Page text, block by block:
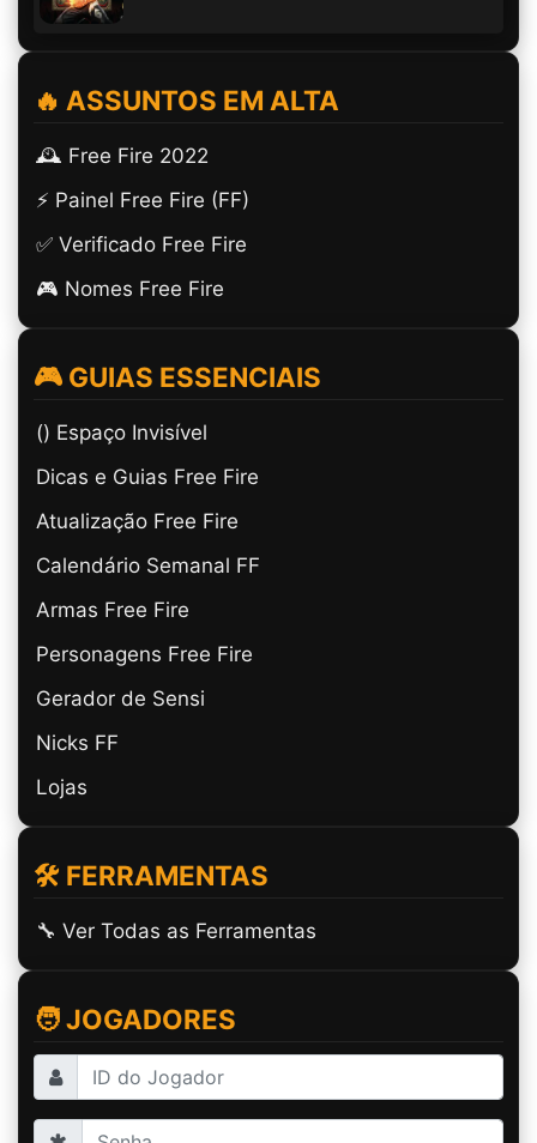
🔥 ASSUNTOS EM ALTA
🕰️ Free Fire 2022
⚡ Painel Free Fire (FF)
✅ Verificado Free Fire
🎮 Nomes Free Fire
🎮 GUIAS ESSENCIAIS
(ㅤ) Espaço Invisível
Dicas e Guias Free Fire
Atualização Free Fire
Calendário Semanal FF
Armas Free Fire
Personagens Free Fire
Gerador de Sensi
Nicks FF
Lojas
🛠️ FERRAMENTAS
🔧 Ver Todas as Ferramentas
🧑 JOGADORES